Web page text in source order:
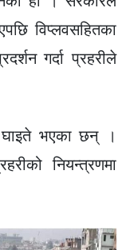
विप्लवसहितका
गर्दा प्रहरीले
घाइते भएका छन् ।
नियन्त्रणमा